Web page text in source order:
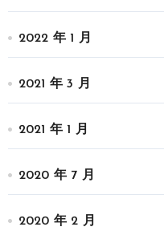
2022 年 1 月
2021 年 3 月
2021 年 1 月
2020 年 7 月
2020 年 2 月